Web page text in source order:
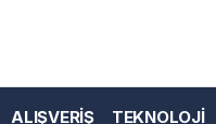
ALIŞVERIŞ TEKNOLOJI